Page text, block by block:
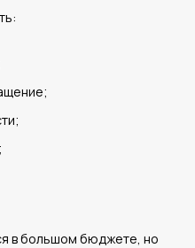
в большом бюджете, но